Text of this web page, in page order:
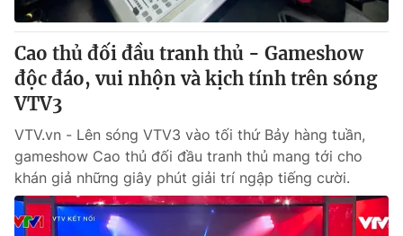
Cao thủ đối đầu tranh thủ - Gameshow
độc đáo, vui nhộn và kịch tính trên sóng
VTV3
VTV.vn - Lên sóng VTV3 vào tối thứ Bảy hàng tuần,
gameshow Cao thủ đối đầu tranh thủ mang tới cho
khán giả những giây phút giải trí ngập tiếng cười.